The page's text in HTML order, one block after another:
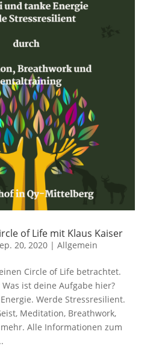
of Life mit Klaus Kaiser
20, 2020| Allgemein
Circle of Life betrachtet.
ist deine Aufgabe hier?
Werde Stressresilient.
Meditation, Breathwork,
Alle Informationen zum